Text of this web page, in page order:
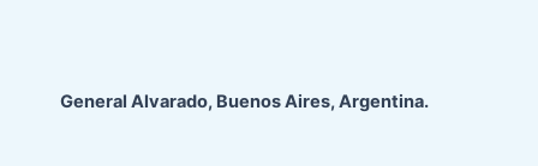
General Alvarado, Buenos Aires, Argentina.